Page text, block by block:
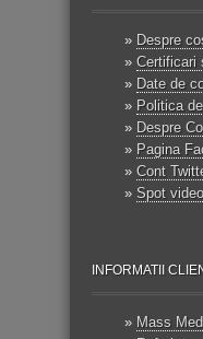
» Despre
» Certificari
» Date de
» Politica
» Despre
» Pagina
» Cont
» Spot
INFORMATII
» Mass